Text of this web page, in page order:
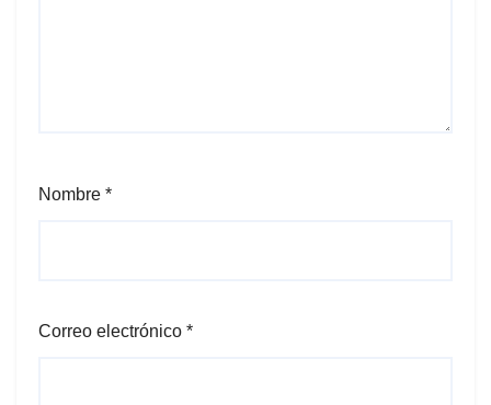
Nombre *
Correo electrónico *